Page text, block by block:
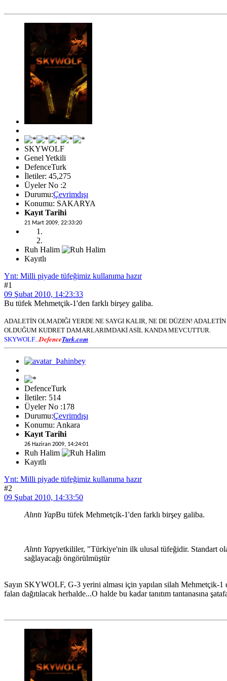
SKYWOLF
Genel Yetkili
DefenceTurk
İletiler: 45,275
Üyeler No :2
Durumu:Çevrimdışı
Konumu: SAKARYA
Kayıt Tarihi
21 Mart 2009, 22:33:20
Ruh Halim
Kayıtlı
Ynt: Milli piyade tüfeğimiz kullanıma hazır
#1
09 Şubat 2010, 14:23:33
Bu tüfek Mehmetçik-1'den farklı birşey galiba.
ADALETİN OLMADIĞI YERDE NE SAYGI KALIR, NE DE DÜZEN!
OLDUĞUM KUDRET DAMARLARIMDAKİ ASİL KANDA MEVCUTTUR.
SKYWOLF... DefenceTurk.com
DefenceTurk
İletiler: 514
Üyeler No :178
Durumu:Çevrimdışı
Konumu: Ankara
Kayıt Tarihi
26 Haziran 2009, 14:24:01
Ruh Halim
Kayıtlı
Ynt: Milli piyade tüfeğimiz kullanıma hazır
#2
09 Şubat 2010, 14:33:50
Alıntı YapBu tüfek Mehmetçik-1'den farklı birşey galiba.
Alıntı Yapyetkililer, "Türkiye'nin ilk ulusal tüfeğidir. Standart
sağlayacağı öngörülmüştür
Sayın SKYWOLF, G-3 yerini alması için yapılan silah
falan dağıtılacak herhalde...O halde bu kadar tanıtım tantanasına